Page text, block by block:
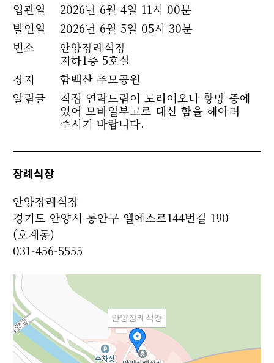
입관일
2026년 6월 4일 11시 00분
발인일
2026년 6월 5일 05시 30분
빈소
안양장례식장
지하1층 5호실
장지
함백산 추모공원
알림글
직접 연락드림이 도리이오나 황망 중에
있어 모바일부고로 대신 함을 헤아려
주시기 바랍니다.
장례식장
안양장례식장
경기도 안양시 동안구 엘에스로144번길 190
(호계동)
031-456-5555
안양장례식장